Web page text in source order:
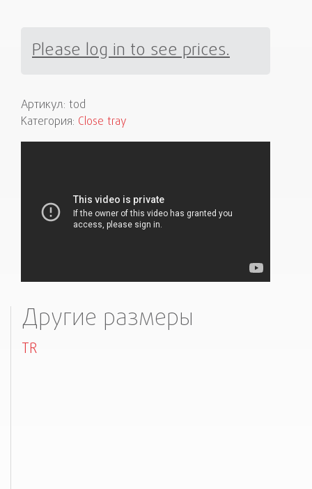
Please log in to see prices.
Артикул: tod
Категория: Close tray
Другие размеры
TR